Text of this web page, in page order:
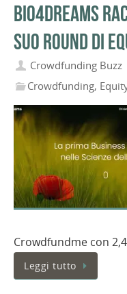
Bio4Dreams
suo round di
Crowdfunding Buzz
Crowdfunding,
Crowdfundme con
Leggi tutto